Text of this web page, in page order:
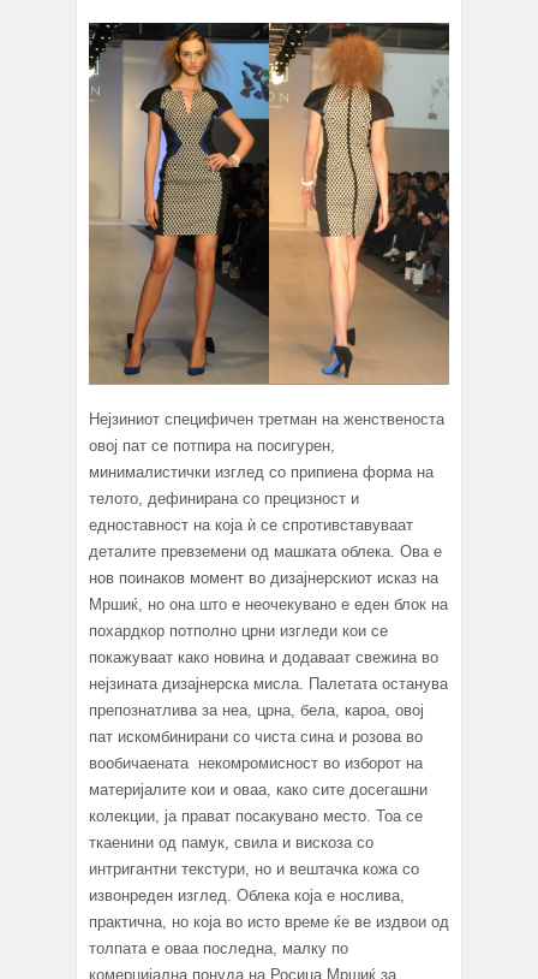
Нејзиниот специфичен третман на женственоста
овој пат се потпира на посигурен,
минималистички изглед со припиена форма на
телото, дефинирана со прецизност и
едноставност на која ѝ се спротивставуваат
деталите превземени од машката облека. Ова е
нов поинаков момент во дизајнерскиот исказ на
Мршиќ, но она што e неочекувано е еден блок на
похардкор потполно црни изгледи кои се
покажуваат како новина и додаваат свежина во
нејзината дизајнерска мисла. Палетата останува
препознатлива за неа, црна, бела, кароа, овој
пат искомбинирани со чиста сина и розoва во
вообичаената некомромисност во изборот на
материјалите кои и оваа, како сите досегашни
колекции, ја прават посакувано место. Тоа се
ткаенини од памук, свила и вискоза со
интригантни текстури, но и вештачка кожа со
извонреден изглед. Облека која е нослива,
практична, но која во исто време ќе ве издвои од
толпата е оваа последна, малку по
комерцијална понуда на Росица Мршиќ за